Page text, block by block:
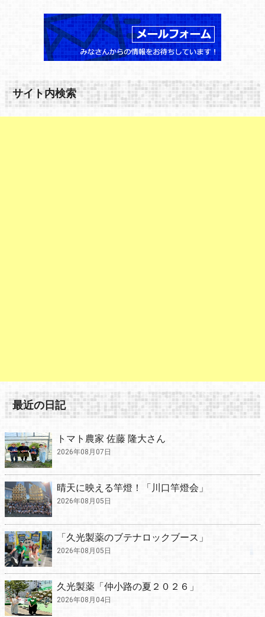
サイト内検索
最近の日記
トマト農家 佐藤 隆大さん
2026年08月07日
晴天に映える竿燈！「川口竿燈会」
2026年08月05日
「久光製薬のブテナロックブース」
2026年08月05日
久光製薬「仲小路の夏２０２６」
2026年08月04日